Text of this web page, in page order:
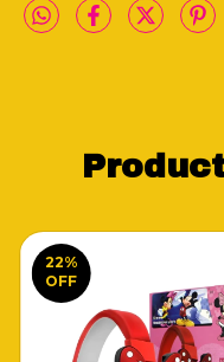
22%
OFF